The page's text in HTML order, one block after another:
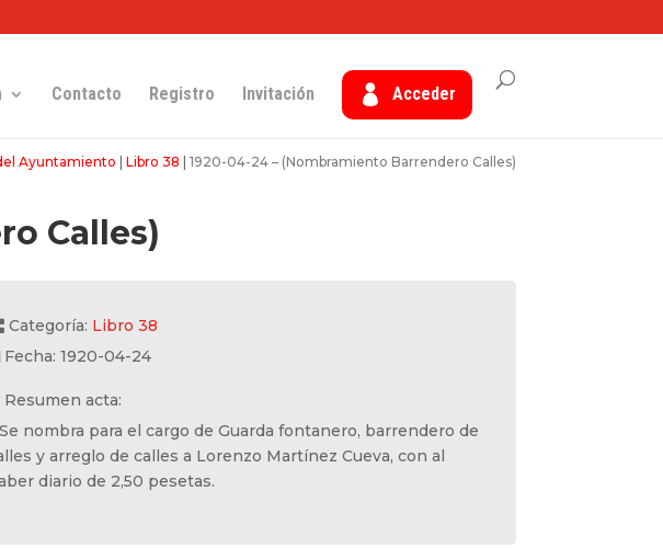
Contacto Registro Invitación Acceder
Ayuntamiento Libro 38 1920-04-24 – (Nombramiento Barrendero Calles)
Calles)
Categoría: Libro 38
Fecha: 1920-04-24
Resumen acta:
nombra para el cargo de Guarda fontanero, barrendero de
y arreglo de calles a Lorenzo Martínez Cueva, con al
diario de 2,50 pesetas.